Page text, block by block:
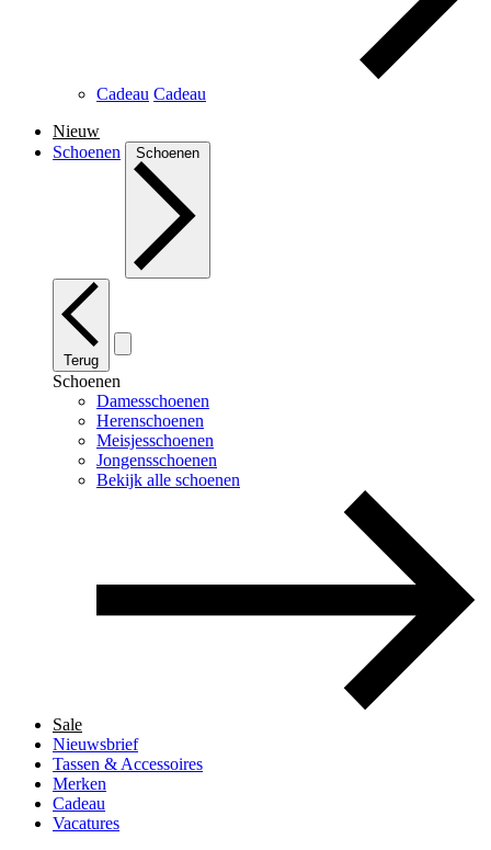
Cadeau Cadeau
Nieuw
Schoenen
Schoenen
Terug
Schoenen
Damesschoenen
Herenschoenen
Meisjesschoenen
Jongensschoenen
Bekijk alle schoenen
Sale
Nieuwsbrief
Tassen & Accessoires
Merken
Cadeau
Vacatures